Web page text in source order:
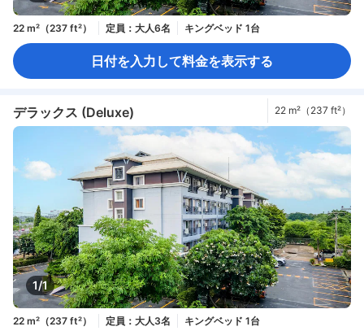
22 m²（237 ft²） 定員：大人6名 キングベッド 1台
日付を入力して料金を表示する
デラックス (Deluxe) 22 m²（237 ft²）
1/1
22 m²（237 ft²） 定員：大人3名
キングベッド 1台